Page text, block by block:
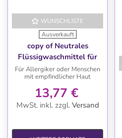
WUNSCHLISTE
Ausverkauft
copy of Neutrales
Flüssigwaschmittel für
die Waschmaschine, 2 L
für Allergiker
Für Allergiker oder Menschen
mit empfindlicher Haut
13,77 €
MwSt. inkl. zzgl. Versand